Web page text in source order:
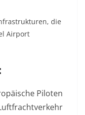
die
Airport
Piloten